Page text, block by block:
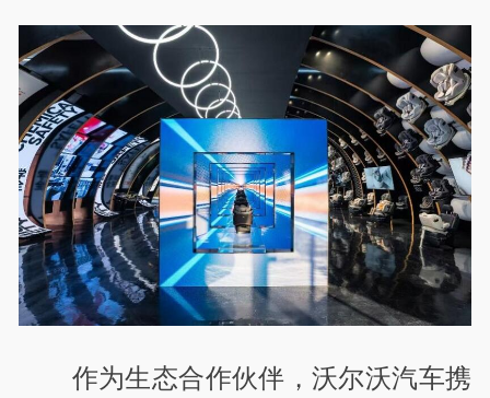
作为生态合作伙伴，沃尔沃汽车携